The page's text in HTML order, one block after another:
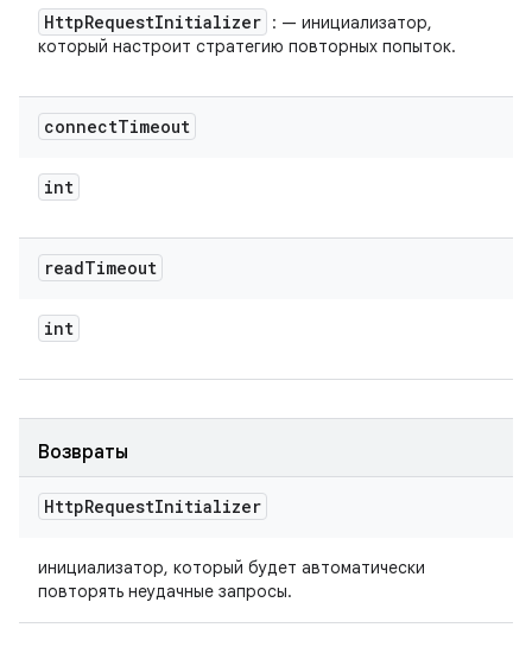
HttpRequestInitializer : — инициализатор,
который настроит стратегию повторных попыток.
connectTimeout
int
readTimeout
int
Возвраты
HttpRequestInitializer
инициализатор, который будет автоматически
повторять неудачные запросы.